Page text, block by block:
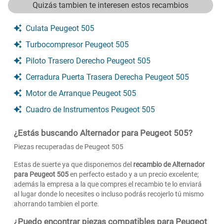
Quizás tambien te interesen estos recambios
Culata Peugeot 505
Turbocompresor Peugeot 505
Piloto Trasero Derecho Peugeot 505
Cerradura Puerta Trasera Derecha Peugeot 505
Motor de Arranque Peugeot 505
Cuadro de Instrumentos Peugeot 505
¿Estás buscando Alternador para Peugeot 505?
Piezas recuperadas de Peugeot 505
Estas de suerte ya que disponemos del recambio de Alternador
para Peugeot 505en perfecto estado y a un precio excelente;
además la empresa a la que compres el recambio te lo enviará
al lugar donde lo necesites o incluso podrás recojerlo tú mismo
ahorrando tambien el porte.
¿Puedo encontrar piezas compatibles para Peugeot